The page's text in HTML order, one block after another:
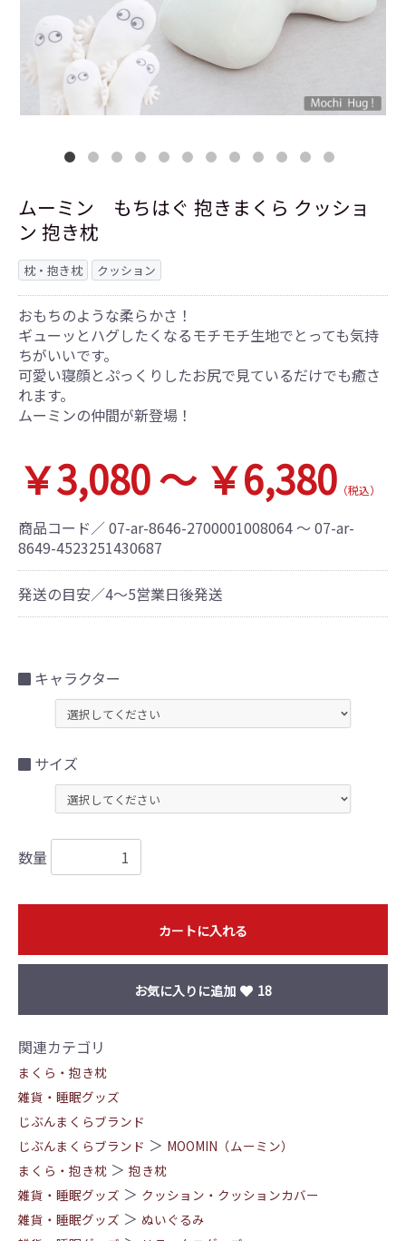
ムーミン もちはぐ 抱きまくら クッショ
ン 抱き枕
枕・抱き枕 クッション
おもちのような柔らかさ！
ギューッとハグしたくなるモチモチ生地でとっても気持
ちがいいです。
可愛い寝顔とぷっくりしたお尻で見ているだけでも癒さ
れます。
ムーミンの仲間が新登場！
￥3,080 ～ ￥6,380 （税込）
商品コード／ 07-ar-8646-2700001008064 ～ 07-ar-
8649-4523251430687
発送の目安／4～5営業日後発送
キャラクター
サイズ
数量
カートに入れる
お気に入りに追加 18
関連カテゴリ
まくら・抱き枕
雑貨・睡眠グッズ
じぶんまくらブランド
じぶんまくらブランド ＞ MOOMIN（ムーミン）
まくら・抱き枕 ＞ 抱き枕
雑貨・睡眠グッズ ＞ クッション・クッションカバー
雑貨・睡眠グッズ ＞ ぬいぐるみ